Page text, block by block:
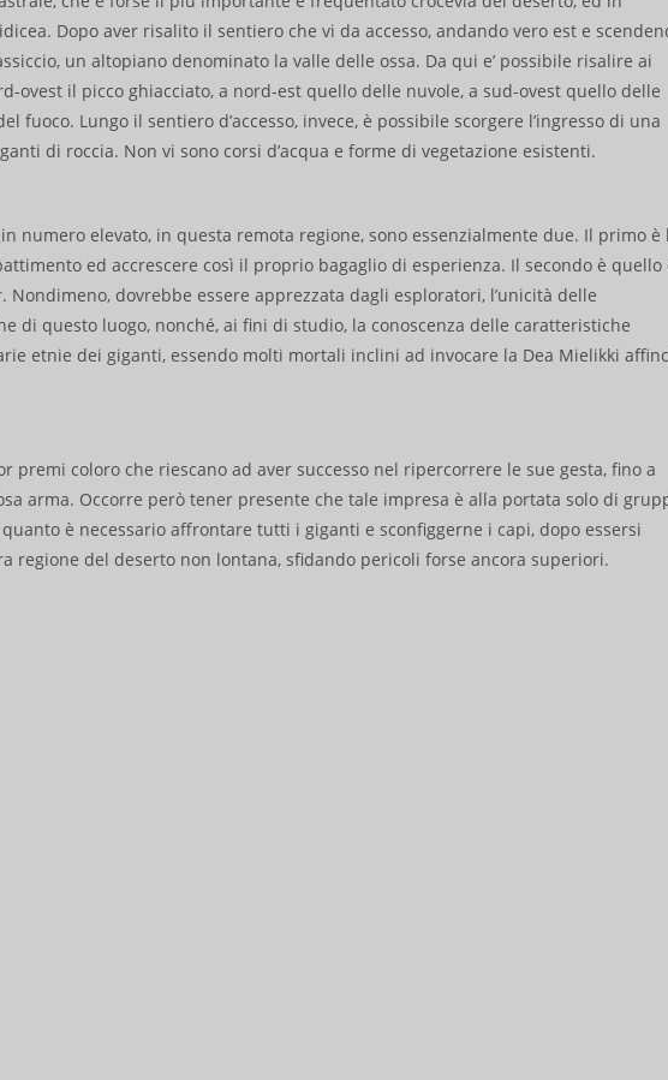
Dopo aver risalito il sentiero che vi da accesso, andando vero est e
un altopiano denominato la valle delle ossa. Da qui e’ possibile risalire ai
ovest il picco ghiacciato, a nord-est quello delle nuvole, a sud-ovest quello delle
fuoco. Lungo il sentiero d’accesso, invece, è possibile scorgere l’ingresso di una
di roccia. Non vi sono corsi d’acqua e forme di vegetazione esistenti.
numero elevato, in questa remota regione, sono essenzialmente due. Il primo è
ed accrescere così il proprio bagaglio di esperienza. Il secondo è quello
dovrebbe essere apprezzata dagli esploratori, l’unicità delle
di questo luogo, nonché, ai fini di studio, la conoscenza delle caratteristiche
etnie dei giganti, essendo molti mortali inclini ad invocare la Dea Mielikki
premi coloro che riescano ad aver successo nel ripercorrere le sue gesta, fino a
arma. Occorre però tener presente che tale impresa è alla portata solo di
è necessario affrontare tutti i giganti e sconfiggerne i capi, dopo essersi
regione del deserto non lontana, sfidando pericoli forse ancora superiori.